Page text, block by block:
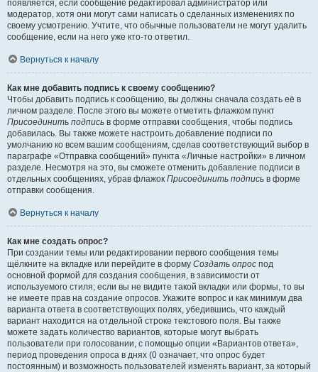
появляется, если сообщение редактировал администратор или
модератор, хотя они могут сами написать о сделанных изменениях по
своему усмотрению. Учтите, что обычные пользователи не могут удалить
сообщение, если на него уже кто-то ответил.
Вернуться к началу
Как мне добавить подпись к своему сообщению?
Чтобы добавить подпись к сообщению, вы должны сначала создать её в
личном разделе. После этого вы можете отметить флажком пункт
Присоединить подпись в форме отправки сообщения, чтобы подпись
добавилась. Вы также можете настроить добавление подписи по
умолчанию ко всем вашим сообщениям, сделав соответствующий выбор в
параграфе «Отправка сообщений» пункта «Личные настройки» в личном
разделе. Несмотря на это, вы сможете отменить добавление подписи в
отдельных сообщениях, убрав флажок Присоединить подпись в форме
отправки сообщения.
Вернуться к началу
Как мне создать опрос?
При создании темы или редактировании первого сообщения темы
щёлкните на вкладке или перейдите в форму Создать опрос под
основной формой для создания сообщения, в зависимости от
используемого стиля; если вы не видите такой вкладки или формы, то вы
не имеете прав на создание опросов. Укажите вопрос и как минимум два
варианта ответа в соответствующих полях, убедившись, что каждый
вариант находится на отдельной строке текстового поля. Вы также
можете задать количество вариантов, которые могут выбрать
пользователи при голосовании, с помощью опции «Вариантов ответа»,
период проведения опроса в днях (0 означает, что опрос будет
постоянным) и возможность пользователей изменять вариант, за который